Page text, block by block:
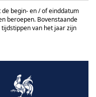
begin- en / of einddatum
beroepen. Bovenstaande
van het jaar zijn